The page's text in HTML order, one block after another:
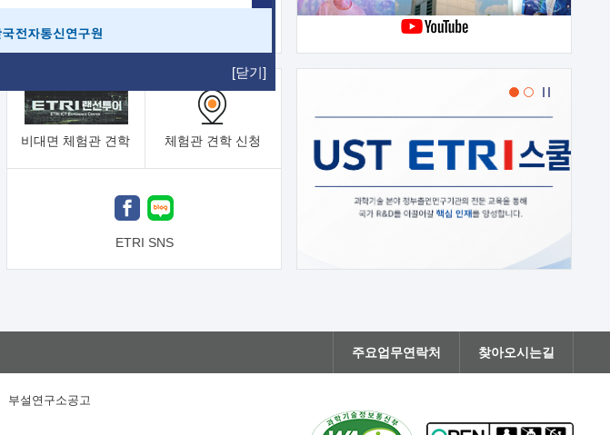
[닫기]
융합기술연구생산센터 반도체실험실
비대면 체험관 견학 체험관 견학 신청
ETRI SNS
주요업무연락처 찾아오시는길
부설연구소공고